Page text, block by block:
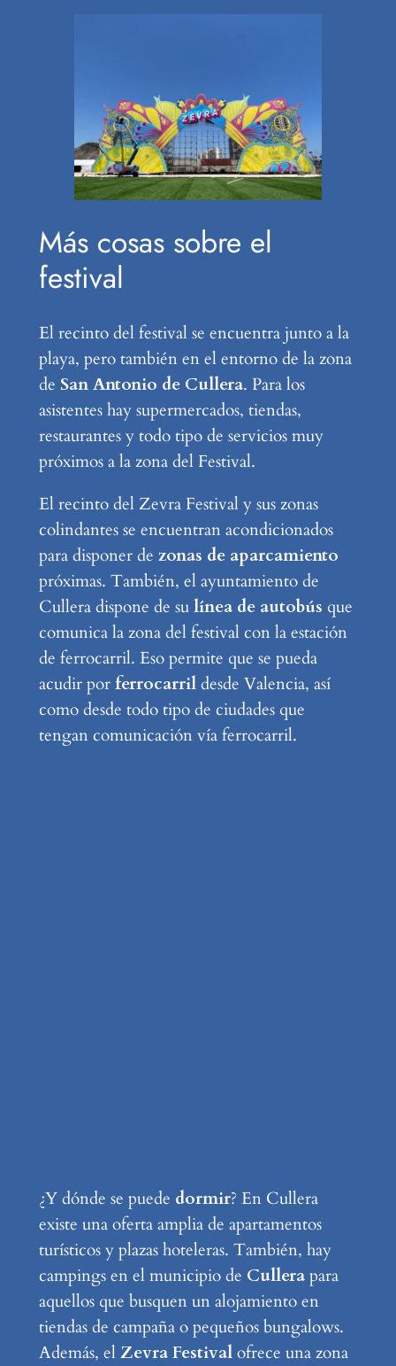
Más cosas sobre el
festival
El recinto del festival se encuentra junto a la
playa, pero también en el entorno de la zona
de San Antonio de Cullera. Para los
asistentes hay supermercados, tiendas,
restaurantes y todo tipo de servicios muy
próximos a la zona del Festival.
El recinto del Zevra Festival y sus zonas
colindantes se encuentran acondicionados
para disponer de zonas de aparcamiento
próximas. También, el ayuntamiento de
Cullera dispone de sulínea de autobús que
comunica la zona del festival con la estación
de ferrocarril. Eso permite que se pueda
acudir porferrocarrildesde Valencia, así
como desde todo tipo de ciudades que
tengan comunicación vía ferrocarril.
¿Y dónde se puede dormir? En Cullera
existe una oferta amplia de apartamentos
turísticos y plazas hoteleras. También, hay
campings en el municipio de Cullerapara
aquellos que busquen un alojamiento en
tiendas de campaña o pequeños bungalows.
Además, elZevra Festivalofrece una zona